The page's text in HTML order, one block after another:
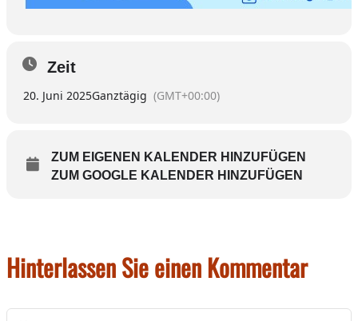
Zeit
20. Juni 2025Ganztägig (GMT+00:00)
ZUM EIGENEN KALENDER HINZUFÜGEN
ZUM GOOGLE KALENDER HINZUFÜGEN
Hinterlassen Sie einen Kommentar